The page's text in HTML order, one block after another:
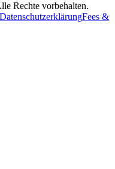
Rechte vorbehalten.
DatenschutzerklärungFees &